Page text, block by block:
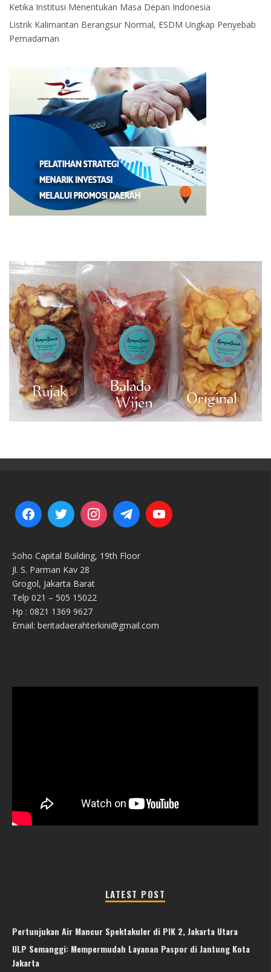
Ketika Institusi Menentukan Masa Depan Indonesia
Listrik Kalimantan Berangsur Normal, ESDM Ungkap Penyebab
Pemadaman
Soho Capital Building, 19th Floor
Jl. S. Parman Kav 28
Grogol, Jakarta Barat
Telp 021 – 505 15022
Hp : 0821 1369 9627
Email: beritadaerahterkini@gmail.com
LATEST POST
Pertunjukan Air Mancur Spektakuler di PIK 2, Jakarta Utara
ULP Semanggi: Mempermudah Layanan Paspor di Jantung Kota
Jakarta